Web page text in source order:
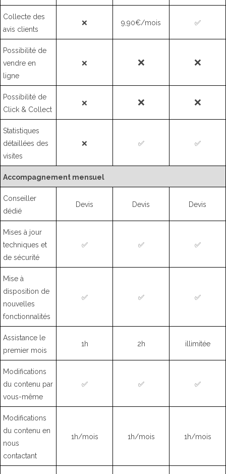
Collecte des
avis clients
❌ 9,90€/mois ✅
Possibilité de
vendre en
ligne
❌ ❌ ❌
Possibilité de
Click & Collect
❌ ❌ ❌
Statistiques
détaillées des
visites
❌ ✅ ✅
Accompagnement mensuel
Conseiller
dédié
Devis Devis Devis
Mises à jour
techniques et
de sécurité
✅ ✅ ✅
Mise à
disposition de
nouvelles
fonctionnalités
✅ ✅ ✅
Assistance le
premier mois
1h 2h illimitée
Modifications
du contenu par
vous-même
✅ ✅ ✅
Modifications
du contenu en
nous
contactant
1h/mois 1h/mois 1h/mois